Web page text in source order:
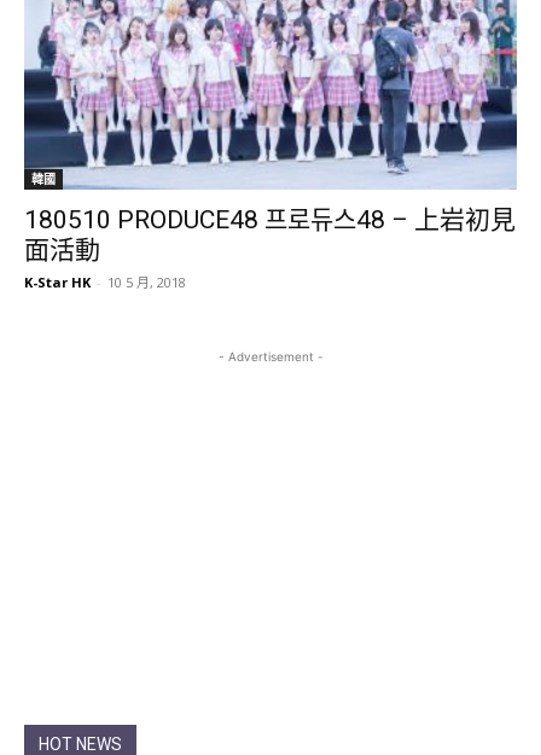
韓國
180510 PRODUCE48 프로듀스48 – 上岩初見
面活動
K-Star HK - 10 5 月, 2018
- Advertisement -
HOT NEWS